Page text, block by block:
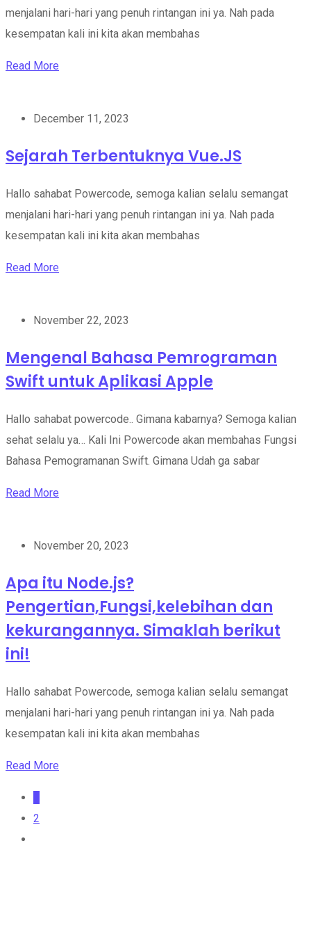
menjalani hari-hari yang penuh rintangan ini ya. Nah pada
kesempatan kali ini kita akan membahas
Read More
December 11, 2023
Sejarah Terbentuknya Vue.JS
Hallo sahabat Powercode, semoga kalian selalu semangat
menjalani hari-hari yang penuh rintangan ini ya. Nah pada
kesempatan kali ini kita akan membahas
Read More
November 22, 2023
Mengenal Bahasa Pemrograman
Swift untuk Aplikasi Apple
Hallo sahabat powercode.. Gimana kabarnya? Semoga kalian
sehat selalu ya… Kali Ini Powercode akan membahas Fungsi
Bahasa Pemogramanan Swift. Gimana Udah ga sabar
Read More
November 20, 2023
Apa itu Node.js?
Pengertian,Fungsi,kelebihan dan
kekurangannya. Simaklah berikut
ini!
Hallo sahabat Powercode, semoga kalian selalu semangat
menjalani hari-hari yang penuh rintangan ini ya. Nah pada
kesempatan kali ini kita akan membahas
Read More
2